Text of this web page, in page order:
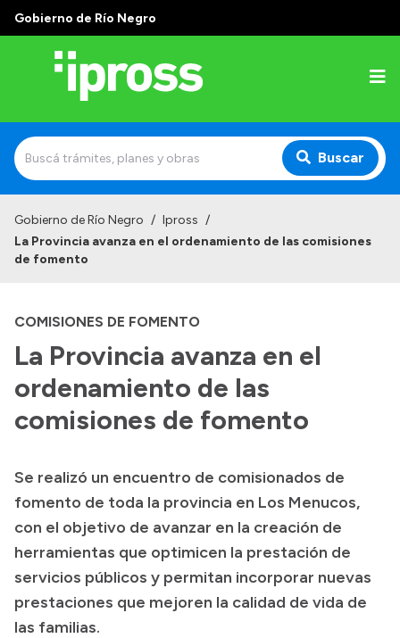
Gobierno de Río Negro
Buscar
Institucional
Autoridades
Delegaciones
Consultorios Propios
Presentación CV
Transparencia
Inversión en Salud
Licitaciones
Consulta de expedientes
Gobierno de Río Negro / Ipross /
La Provincia avanza en el ordenamiento de las comisiones
de fomento
COMISIONES DE FOMENTO
La Provincia avanza en el
ordenamiento de las
comisiones de fomento
Se realizó un encuentro de comisionados de
fomento de toda la provincia en Los Menucos,
con el objetivo de avanzar en la creación de
herramientas que optimicen la prestación de
servicios públicos y permitan incorporar nuevas
prestaciones que mejoren la calidad de vida de
las familias.